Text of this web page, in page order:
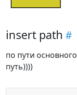
insert path
по пути
путь))))